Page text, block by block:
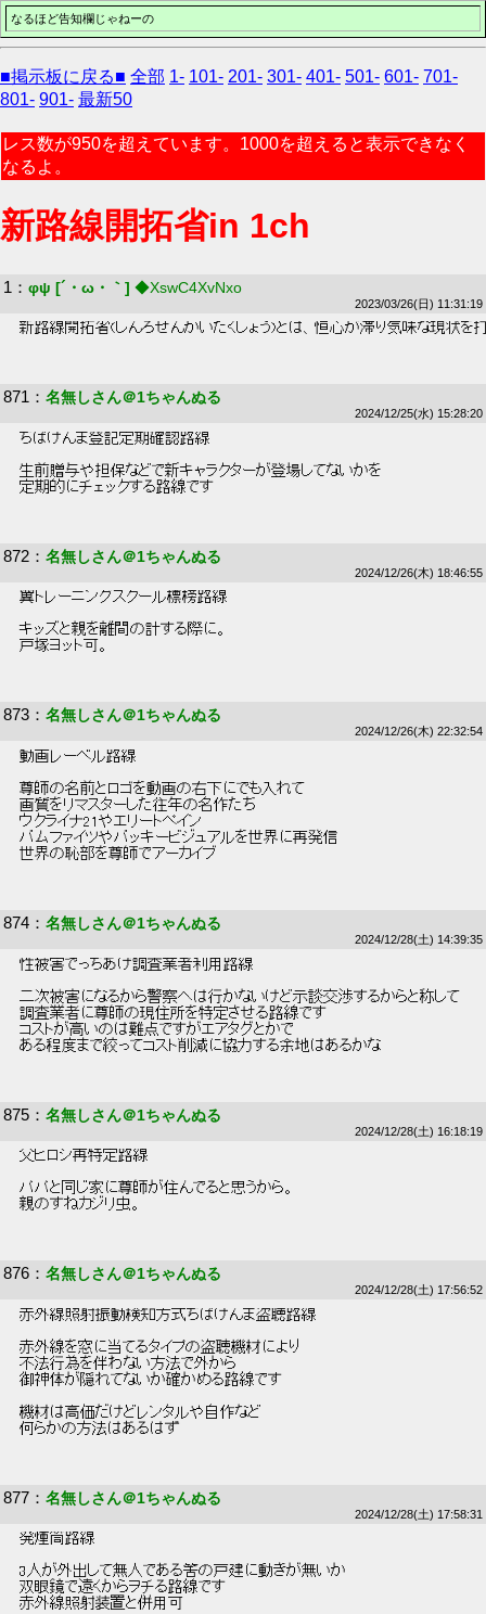
なるほど告知欄じゃねーの
■掲示板に戻る■ 全部 1- 101- 201- 301- 401- 501- 601- 701-
801- 901- 最新50
レス数が950を超えています。1000を超えると表示できなく
なるよ。
新路線開拓省in 1ch
1 ： φψ [´・ω・｀] ◆XswC4XvNxo
2023/03/26(日) 11:31:19
新路線開拓省(しんろせんかいたくしょう)とは、恒心が滞り気味な現状を
871 ： 名無しさん＠1ちゃんぬる
2024/12/25(水) 15:28:20
ちばけんま登記定期確認路線
生前贈与や担保などで新キャラクターが登場してないかを
定期的にチェックする路線です
872 ： 名無しさん＠1ちゃんぬる
2024/12/26(木) 18:46:55
翼トレーニングスクール標榜路線
キッズと親を離間の計する際に。
戸塚ヨット可。
873 ： 名無しさん＠1ちゃんぬる
2024/12/26(木) 22:32:54
動画レーベル路線
尊師の名前とロゴを動画の右下にでも入れて
画質をリマスターした往年の名作たち
ウクライナ21やエリートペイン
バムファイツやバッキービジュアルを世界に再発信
世界の恥部を尊師でアーカイブ
874 ： 名無しさん＠1ちゃんぬる
2024/12/28(土) 14:39:35
性被害でっちあげ調査業者利用路線
二次被害になるから警察へは行かないけど示談交渉するからと称して
調査業者に尊師の現住所を特定させる路線です
コストが高いのは難点ですがエアタグとかで
ある程度まで絞ってコスト削減に協力する余地はあるかな
875 ： 名無しさん＠1ちゃんぬる
2024/12/28(土) 16:18:19
父ヒロシ再特定路線
パパと同じ家に尊師が住んでると思うから。
親のすねカジリ虫。
876 ： 名無しさん＠1ちゃんぬる
2024/12/28(土) 17:56:52
赤外線照射振動検知方式ちばけんま盗聴路線
赤外線を窓に当てるタイプの盗聴機材により
不法行為を伴わない方法で外から
御神体が隠れてないか確かめる路線です
機材は高価だけどレンタルや自作など
何らかの方法はあるはず
877 ： 名無しさん＠1ちゃんぬる
2024/12/28(土) 17:58:31
発煙筒路線
3人が外出して無人である筈の戸建に動きが無いか
双眼鏡で遠くからヲチる路線です
赤外線照射装置と併用可